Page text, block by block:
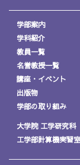
学部案内
学科紹介
教員一覧
名誉教授一覧
講座・イベント
出版物
学部の取り組み
大学院 工学研究科
工学部計算機実習室